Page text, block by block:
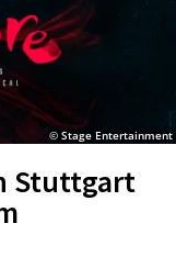
Trinken© Stage Entertainment
Stuttgart